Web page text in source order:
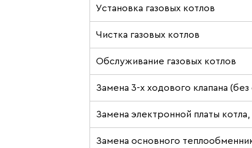
Установка газовых котлов
Чистка газовых котлов
Обслуживание газовых котлов
Замена 3-х ходового клапана
Замена электронной платы
Замена основного